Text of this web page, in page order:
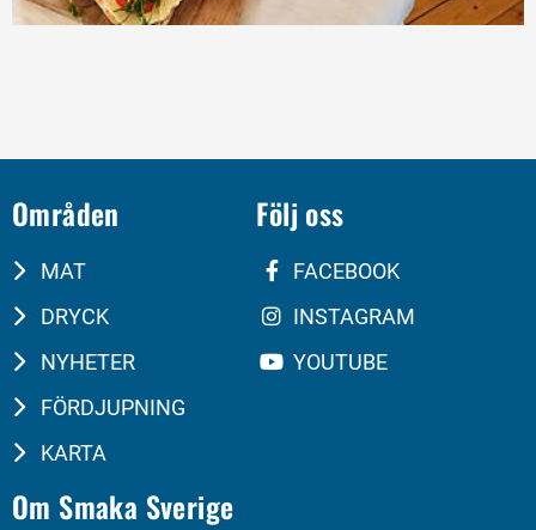
Områden
MAT
DRYCK
NYHETER
FÖRDJUPNING
KARTA
Följ oss
FACEBOOK
INSTAGRAM
YOUTUBE
Om Smaka Sverige